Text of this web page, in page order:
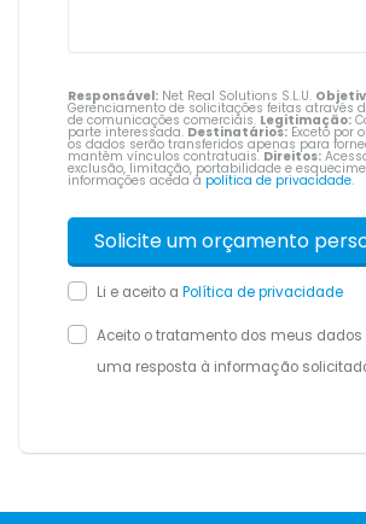
Responsável: Net Real Solutions S.L.U.
Gerenciamento de solicitações feitas através
de comunicações comerciais. Legitimação:
parte interessada. Destinatários: Exceto por
os dados serão transferidos apenas para
mantêm vínculos contratuais. Direitos:
exclusão, limitação, portabilidade e
informações aceda à política de privacidade.
Li e aceito a Política de privacidade
Aceito o tratamento dos meus dados
uma resposta à informação